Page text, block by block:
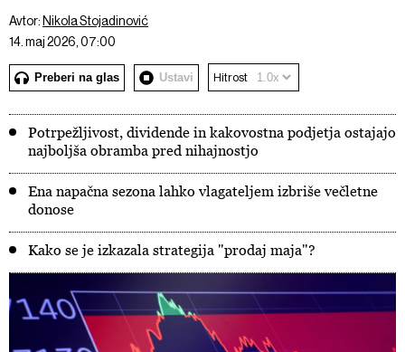
Avtor: Nikola Stojadinović
14. maj 2026, 07:00
Preberi na glas Ustavi Hitrost
Potrpežljivost, dividende in kakovostna podjetja ostajajo
najboljša obramba pred nihajnostjo
Ena napačna sezona lahko vlagateljem izbriše večletne
donose
Kako se je izkazala strategija "prodaj maja"?